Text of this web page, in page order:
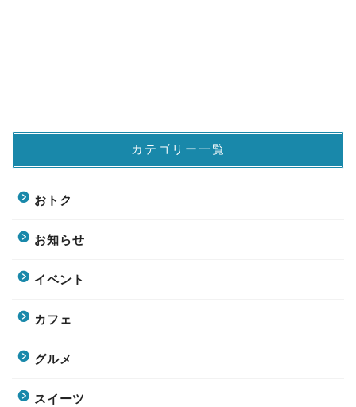
カテゴリー一覧
おトク
お知らせ
イベント
カフェ
グルメ
スイーツ